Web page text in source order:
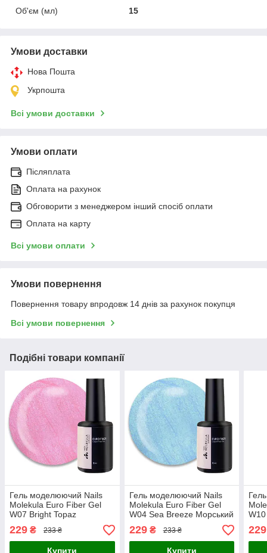
Об'єм (мл)
15
Умови доставки
Нова Пошта
Укрпошта
Всі умови доставки
Умови оплати
Післяплата
Оплата на рахунок
Обговорити з менеджером інший спосіб оплати
Оплата на карту
Всі умови оплати
Умови повернення
Повернення товару впродовж 14 днів за рахунок покупця
Всі умови повернення
Подібні товари компанії
Гель моделюючий Nails
Molekula Euro Fiber Gel
W07 Bright Topaz
Яскравий топаз, 12 мл
229 ₴ 233 ₴
Купити
Гель моделюючий Nails
Molekula Euro Fiber Gel
W04 Sea Breeze Морський
бриз, 12 мл
229₴ 233 ₴
Купити
229